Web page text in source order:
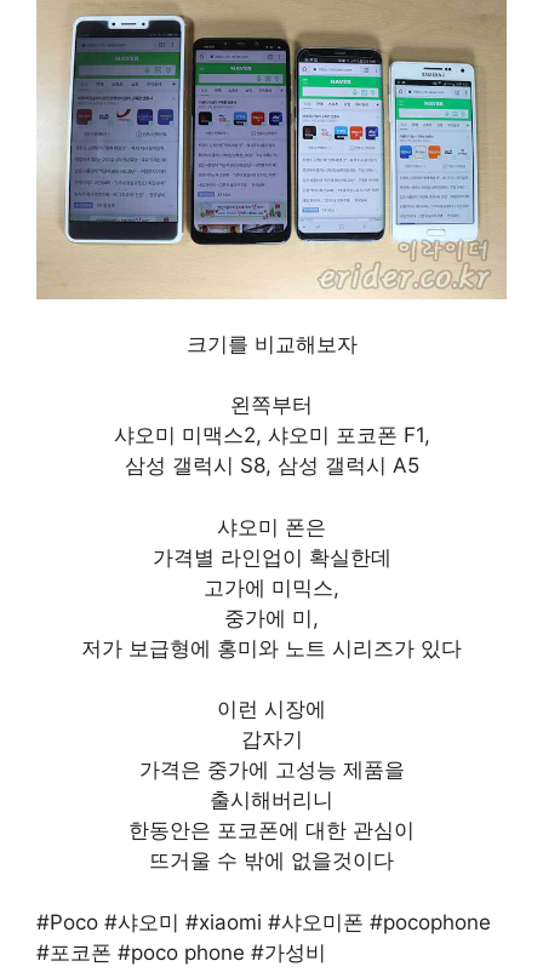
크기를 비교해보자
왼쪽부터
샤오미 미맥스2, 샤오미 포코폰 F1,
삼성 갤럭시 S8, 삼성 갤럭시 A5
샤오미 폰은
가격별 라인업이 확실한데
고가에 미믹스,
중가에 미,
저가 보급형에 홍미와 노트 시리즈가 있다
이런 시장에
갑자기
가격은 중가에 고성능 제품을
출시해버리니
한동안은 포코폰에 대한 관심이
뜨거울 수 밖에 없을것이다
#Poco #샤오미 #xiaomi #샤오미폰 #pocophone
#포코폰 #poco phone #가성비